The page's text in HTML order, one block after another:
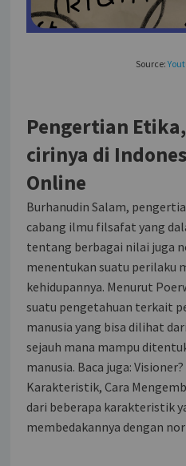
Source:
Pengertian
cirinya di
Online
Burhanudin Salam,
cabang ilmu filsafat yang
tentang berbagai nilai juga
menentukan suatu perilaku
kehidupannya. Menurut
suatu pengetahuan terkait
manusia yang bisa dilihat
sejauh mana mampu
manusia. Baca juga:
Karakteristik, Cara
dari beberapa karakteristik
membedakannya dengan